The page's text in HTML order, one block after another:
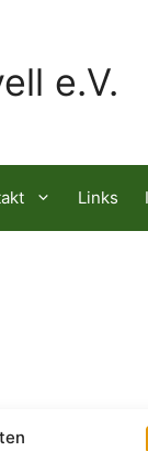
e.V.
Links